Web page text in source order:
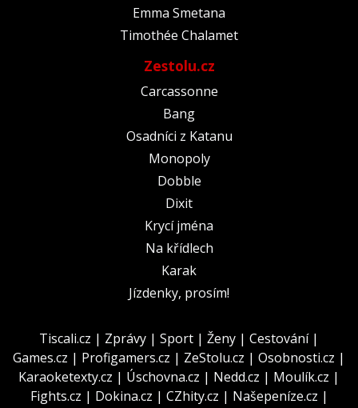
Emma Smetana
Timothée Chalamet
Zestolu.cz
Carcassonne
Bang
Osadníci z Katanu
Monopoly
Dobble
Dixit
Krycí jména
Na křídlech
Karak
Jízdenky, prosím!
Tiscali.cz | Zprávy | Sport | Ženy | Cestování|
Games.cz | Profigamers.cz | ZeStolu.cz | Osobnosti.cz |
Karaoketexty.cz | Úschovna.cz | Nedd.cz | Moulík.cz |
Fights.cz | Dokina.cz | CZhity.cz | Našepeníze.cz |